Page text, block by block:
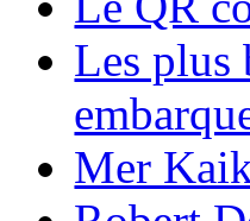
Les plus
Mer